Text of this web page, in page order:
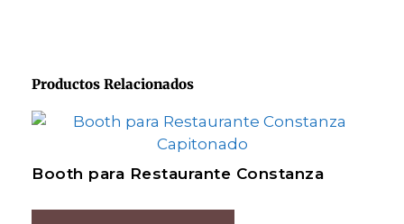
Productos Relacionados
Booth para Restaurante Constanza